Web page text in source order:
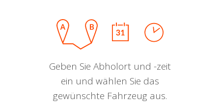
Geben Sie Abholort und -zeit
ein und wählen Sie das
gewünschte Fahrzeug aus.